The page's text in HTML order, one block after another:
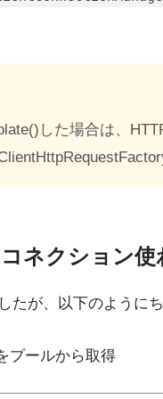
した場合は、
ネクション
たが、以下のように
プールから取得